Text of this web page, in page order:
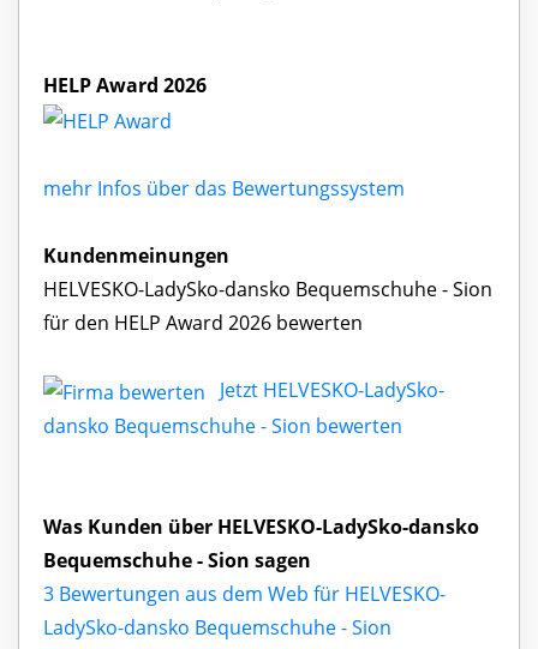
HELP Award 2026
mehr Infos über das Bewertungssystem
Kundenmeinungen
HELVESKO-LadySko-dansko Bequemschuhe - Sion
für den HELP Award 2026 bewerten
Jetzt HELVESKO-LadySko-
dansko Bequemschuhe - Sion bewerten
Was Kunden über HELVESKO-LadySko-dansko
Bequemschuhe - Sion sagen
3 Bewertungen aus dem Web für HELVESKO-
LadySko-dansko Bequemschuhe - Sion